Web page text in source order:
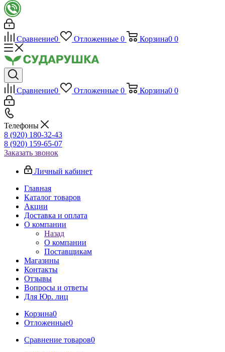
Сравнение0 Отложенные 0 Корзина0 0
Сравнение0 Отложенные 0 Корзина0 0
Телефоны
8 (920) 180-32-43
8 (920) 159-65-07
Заказать звонок
Личный кабинет
Главная
Каталог товаров
Акции
Доставка и оплата
О компании
Назад
О компании
Поставщикам
Магазины
Контакты
Отзывы
Вопросы и ответы
Для Юр. лиц
Корзина0
Отложенные0
Сравнение товаров0